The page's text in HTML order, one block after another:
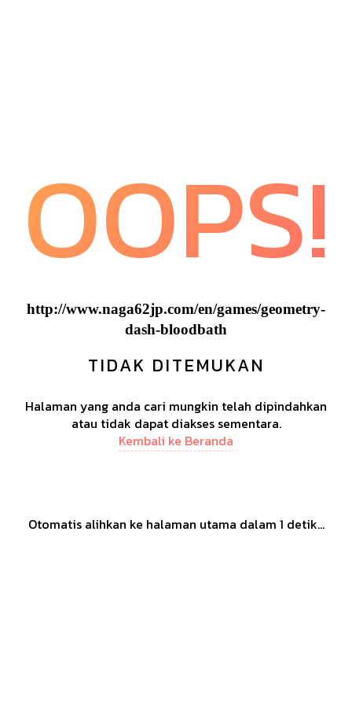
OOPS!
http://www.naga62jp.com/en/games/geometry-
dash-bloodbath
TIDAK DITEMUKAN
Halaman yang anda cari mungkin telah dipindahkan
atau tidak dapat diakses sementara.
Kembali ke Beranda
Otomatis alihkan ke halaman utama dalam 1 detik...